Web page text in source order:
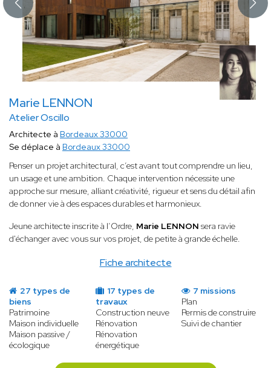
Marie LENNON
Atelier Oscillo
Fiche architecte
Architecte à Bordeaux 33000
Se déplace à Bordeaux 33000
Penser un projet architectural, c’est avant tout comprendre un lieu,
un usage et une ambition. Chaque intervention nécessite une
approche sur mesure, alliant créativité, rigueur et sens du détail afin
de donner vie à des espaces durables et harmonieux.
Jeune architecte inscrite à l’Ordre, Marie LENNON sera ravie
d'échanger avec vous sur vos projet, de petite à grande échelle.
27 types de
biens
Patrimoine
Maison individuelle
Maison passive /
écologique
17 types de
travaux
Construction neuve
Rénovation
Rénovation
énergétique
7 missions
Plan
Permis de construire
Suivi de chantier